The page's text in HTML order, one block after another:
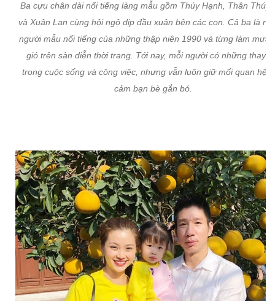
Ba cựu chân dài nổi tiếng làng mẫu gồm Thúy Hạnh, Thân Thúy
và Xuân Lan cùng hội ngộ dịp đầu xuân bên các con. Cả ba là
người mẫu nổi tiếng của những thập niên 1990 và từng làm mưa
gió trên sàn diễn thời trang. Tới nay, mỗi người có những thay
trong cuộc sống và công việc, nhưng vẫn luôn giữ mối quan hệ
cảm bạn bè gắn bó.